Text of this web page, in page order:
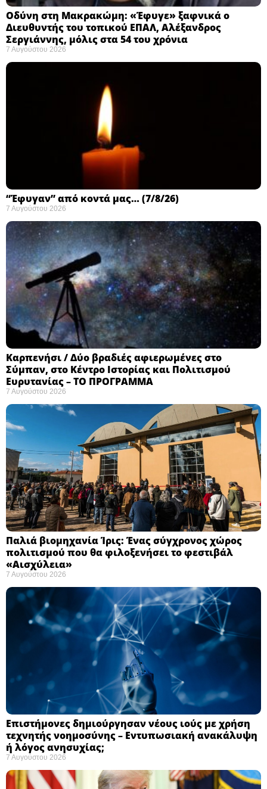
Οδύνη στη Μακρακώμη: «Έφυγε» ξαφνικά ο
Διευθυντής του τοπικού ΕΠΑΛ, Αλέξανδρος
Σεργιάννης, μόλις στα 54 του χρόνια
7 Αυγούστου 2026
“Έφυγαν” από κοντά μας… (7/8/26)
7 Αυγούστου 2026
Καρπενήσι / Δύο βραδιές αφιερωμένες στο
Σύμπαν, στο Κέντρο Ιστορίας και Πολιτισμού
Ευρυτανίας – ΤΟ ΠΡΟΓΡΑΜΜΑ
7 Αυγούστου 2026
Παλιά βιομηχανία Ίρις: Ένας σύγχρονος χώρος
πολιτισμού που θα φιλοξενήσει το φεστιβάλ
«Αισχύλεια» ​
7 Αυγούστου 2026
Επιστήμονες δημιούργησαν νέους ιούς με χρήση
τεχνητής νοημοσύνης – Εντυπωσιακή ανακάλυψη
ή λόγος ανησυχίας; ​
7 Αυγούστου 2026